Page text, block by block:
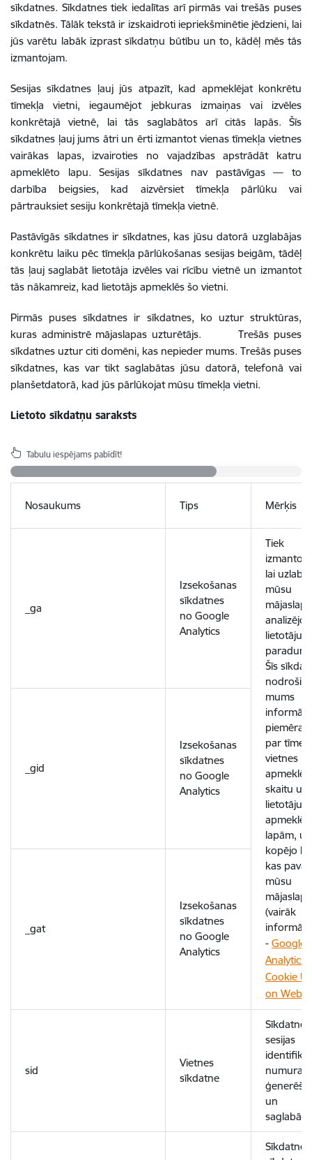
sīkdatnes. Sīkdatnes tiek iedalītas arī pirmās vai trešās puses
sīkdatnēs. Tālāk tekstā ir izskaidroti iepriekšminētie jēdzieni, lai
jūs varētu labāk izprast sīkdatņu būtību un to, kādēļ mēs tās
izmantojam.
Sesijas sīkdatnes ļauj jūs atpazīt, kad apmeklējat konkrētu
tīmekļa vietni, iegaumējot jebkuras izmaiņas vai izvēles
konkrētajā vietnē, lai tās saglabātos arī citās lapās. Šīs
sīkdatnes ļauj jums ātri un ērti izmantot vienas tīmekļa vietnes
vairākas lapas, izvairoties no vajadzības apstrādāt katru
apmeklēto lapu. Sesijas sīkdatnes nav pastāvīgas — to
darbība beigsies, kad aizvērsiet tīmekļa pārlūku vai
pārtrauksiet sesiju konkrētajā tīmekļa vietnē.
Pastāvīgās sīkdatnes ir sīkdatnes, kas jūsu datorā uzglabājas
konkrētu laiku pēc tīmekļa pārlūkošanas sesijas beigām, tādēļ
tās ļauj saglabāt lietotāja izvēles vai rīcību vietnē un izmantot
tās nākamreiz, kad lietotājs apmeklēs šo vietni.
Pirmās puses sīkdatnes ir sīkdatnes, ko uztur struktūras,
kuras administrē mājaslapas uzturētājs. Trešās puses
sīkdatnes uztur citi domēni, kas nepieder mums. Trešās puses
sīkdatnes, kas var tikt saglabātas jūsu datorā, telefonā vai
planšetdatorā, kad jūs pārlūkojat mūsu tīmekļa vietni.
Lietoto sīkdatņu saraksts
Tabulu iespējams pabīdīt!
Nosaukums Tips Mērķis
_ga
Izsekošanas
sīkdatnes
no Google
Analytics
Tiek
lai
mūsu
analizējot
lietotāju
Šīs
mums
par
vietnes
skaitu un
lietotāju
lapām, un
kopējo
kas
mūsu
mājaslapā
(vairāk
- Google
Analytics
Cookie
on
_gid
Izsekošanas
sīkdatnes
no Google
Analytics
_gat
Izsekošanas
sīkdatnes
no Google
Analytics
sid
Vietnes
sīkdatne
Sīkdatne
sesijas
numura
un
Sīkdatne